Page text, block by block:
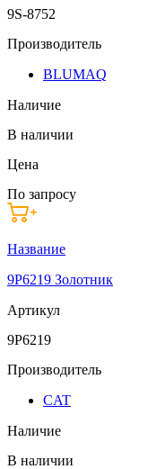
9S-8752
Производитель
BLUMAQ
Наличие
В наличии
Цена
По запросу
Название
9P6219 Золотник
Артикул
9P6219
Производитель
CAT
Наличие
В наличии